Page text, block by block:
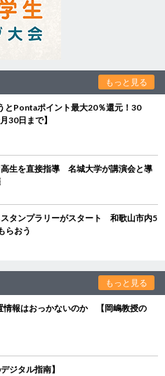
もっと見る
とPontaポイント最大20％還元！30
30日まで】
生を直接指導 名城大学が講演会と導
タンプラリーがスタート 和歌山市内5
らおう
もっと見る
情報はおっかないのか 【岡嶋教授の
ジタル指南】